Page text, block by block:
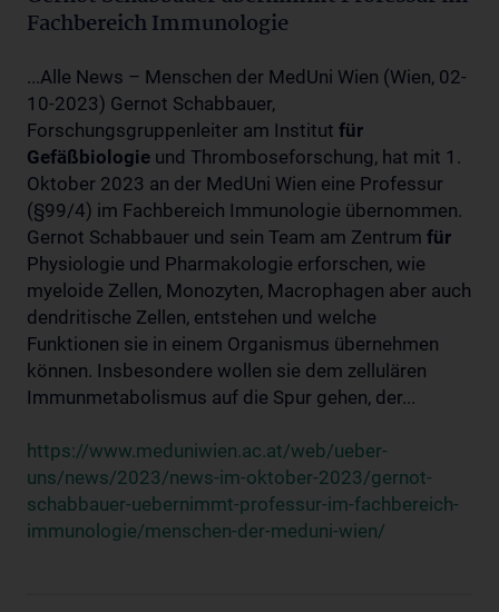
Fachbereich Immunologie
...Alle News – Menschen der MedUni Wien (Wien, 02-
10-2023) Gernot Schabbauer,
Forschungsgruppenleiter am Institut für
Gefäßbiologie und Thromboseforschung, hat mit 1.
Oktober 2023 an der MedUni Wien eine Professur
(§99/4) im Fachbereich Immunologie übernommen.
Gernot Schabbauer und sein Team am Zentrum für
Physiologie und Pharmakologie erforschen, wie
myeloide Zellen, Monozyten, Macrophagen aber auch
dendritische Zellen, entstehen und welche
Funktionen sie in einem Organismus übernehmen
können. Insbesondere wollen sie dem zellulären
Immunmetabolismus auf die Spur gehen, der...
https://www.meduniwien.ac.at/web/ueber-
uns/news/2023/news-im-oktober-2023/gernot-
schabbauer-uebernimmt-professur-im-fachbereich-
immunologie/menschen-der-meduni-wien/